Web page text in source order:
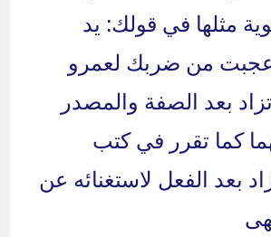
مثلها في قولك: يد
من ضربك لعمرو
بعد الصفة والمصدر
كما تقرر في كتب
بعد الفعل لاستغنائه عن